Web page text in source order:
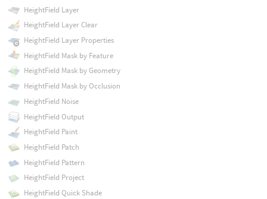
HeightField Layer
HeightField Layer Clear
HeightField Layer Properties
HeightField Mask by Feature
HeightField Mask by Geometry
HeightField Mask by Occlusion
HeightField Noise
HeightField Output
HeightField Paint
HeightField Patch
HeightField Pattern
HeightField Project
HeightField Quick Shade